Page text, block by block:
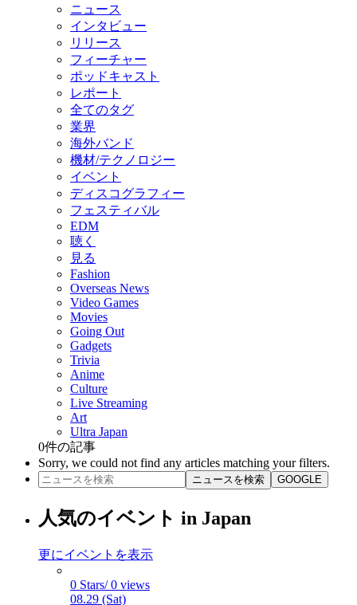
ニュース
インタビュー
リリース
フィーチャー
ポッドキャスト
レポート
全てのタグ
業界
海外バンド
機材/テクノロジー
イベント
ディスコグラフィー
フェスティバル
EDM
聴く
見る
Fashion
Overseas News
Video Games
Movies
Going Out
Gadgets
Trivia
Anime
Culture
Live Streaming
Art
Ultra Japan
0件の記事
Sorry, we could not find any articles matching your filters.
ニュースを検索 GOOGLE
人気のイベント in Japan
更にイベントを表示
0 Stars/ 0 views
08.29 (Sat)